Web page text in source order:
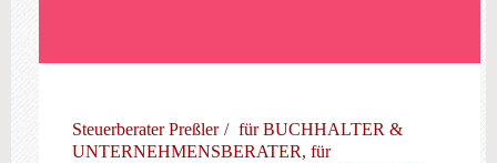
Steuerberater Preßler
für BUCHHALTER &
UNTERNEHMENSBERATER, für